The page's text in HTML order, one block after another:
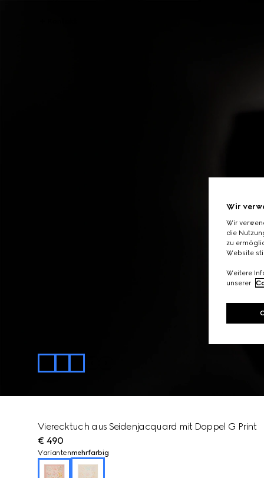
Vierecktuch aus Seidenjacquard mit Doppel G Print
€ 490
Variantenmehrfarbig
Wir
Wir
die
zu
Website
Weitere
unserer